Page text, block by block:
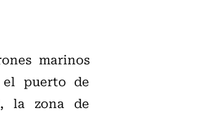
marinos
el puerto de
la zona de